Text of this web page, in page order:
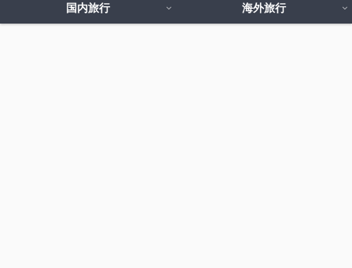
国内旅行 海外旅行